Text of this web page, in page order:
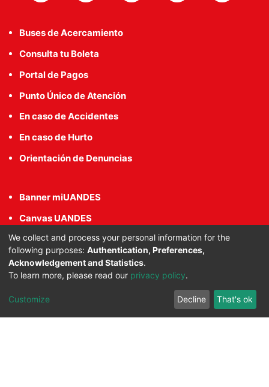
Buses de Acercamiento
Consulta tu Boleta
Portal de Pagos
Punto Único de Atención
En caso de Accidentes
En caso de Hurto
Orientación de Denuncias
Banner miUANDES
Canvas UANDES
Correo MiUANDES
Correo Outlook
Moodle
Crear contraseña Sistemas Académicos
We collect and process your personal information for the
following purposes: Authentication, Preferences,
Acknowledgement and Statistics.
To learn more, please read our privacy policy.
Customize Decline That's ok